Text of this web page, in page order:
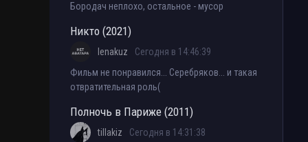
Бородач неплохо, остальное - мусор
Никто (2021)
lenakuz
Сегодня в 14:46:39
Фильм не понравился... Серебряков... и такая
отвратительная роль(
Полночь в Париже (2011)
tillakiz
Сегодня в 14:31:38